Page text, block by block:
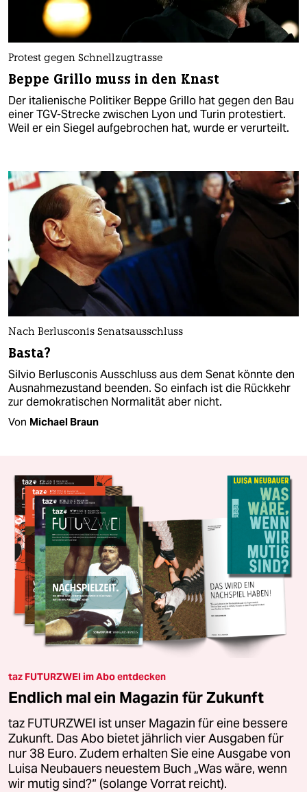
Protest gegen Schnellzugtrasse
Beppe Grillo muss in den Knast
Der italienische Politiker Beppe Grillo hat gegen den Bau
einer TGV-Strecke zwischen Lyon und Turin protestiert.
Weil er ein Siegel aufgebrochen hat, wurde er verurteilt.
Nach Berlusconis Senatsausschluss
Basta?
Silvio Berlusconis Ausschluss aus dem Senat könnte den
Ausnahmezustand beenden. So einfach ist die Rückkehr
zur demokratischen Normalität aber nicht.
Von Michael Braun
taz FUTURZWEI im Abo entdecken
Endlich mal ein Magazin für Zukunft
taz FUTURZWEI ist unser Magazin für eine bessere
Zukunft. Das Abo bietet jährlich vier Ausgaben für
nur 38 Euro. Zudem erhalten Sie eine Ausgabe von
Luisa Neubauers neuestem Buch „Was wäre, wenn
wir mutig sind?“ (solange Vorrat reicht).